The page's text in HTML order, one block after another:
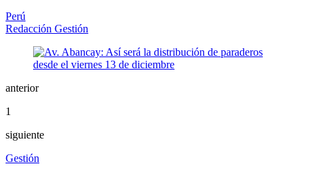
Perú
Redacción Gestión
anterior
1
siguiente
Gestión